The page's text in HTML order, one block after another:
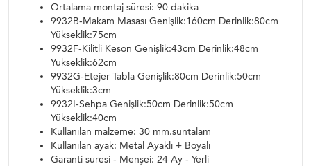
Ortalama montaj süresi: 90 dakika
9932B-Makam Masası Genişlik:160cm Derinlik:80cm
Yükseklik:75cm
9932F-Kilitli Keson Genişlik:43cm Derinlik:48cm
Yükseklik:62cm
9932G-Etejer Tabla Genişlik:80cm Derinlik:50cm
Yükseklik:3cm
9932I-Sehpa Genişlik:50cm Derinlik:50cm
Yükseklik:40cm
Kullanılan malzeme: 30 mm.suntalam
Kullanılan ayak: Metal Ayaklı + Boyalı
Garanti süresi - Menşei: 24 Ay - Yerli